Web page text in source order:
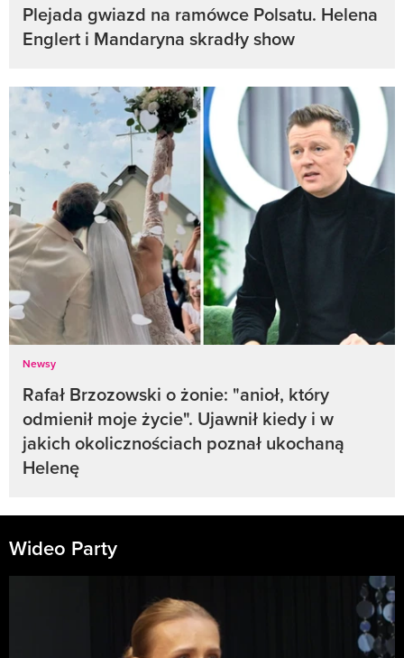
Plejada gwiazd na ramówce Polsatu. Helena
Englert i Mandaryna skradły show
Newsy
Rafał Brzozowski o żonie: "anioł, który
odmienił moje życie". Ujawnił kiedy i w
jakich okolicznościach poznał ukochaną
Helenę
Wideo Party